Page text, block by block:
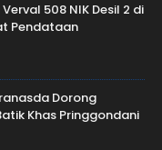
508 NIK Desil 2 di
Pendataan
Dorong
Khas Pringgondani